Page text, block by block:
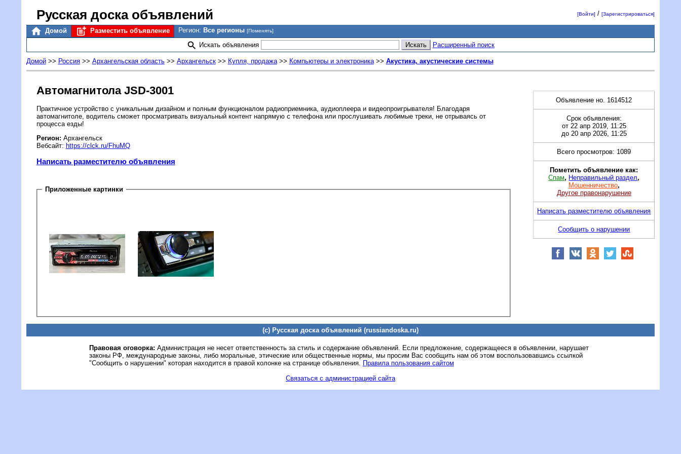
Русская доска объявлений [Войти] /[Зарегистрироваться]
Домой Разместить объявление Регион: Все регионы [Поменять]
Искать объявления Расширенный поиск
Домой>> Россия>> Архангельская область>> Архангельск>> Купля, продажа>> Компьютеры и электроника>> Акустика, акустические системы
Автомагнитола JSD-3001
Практичное устройство с уникальным дизайном и полным функционалом радиоприемника, аудиоплеера и видеопроигрывателя! Благодаря
автомагнитоле, водитель сможет просматривать визуальный контент напрямую с телефона или прослушивать любимые треки, не отрываясь от
процесса езды!
Регион: Архангельск
Вебсайт: https://clck.ru/FhuMQ
Написать разместителю объявления
Приложенные картинки
Объявление но. 1614512
Срок объявления:
от 22 апр 2019, 11:25
до 20 апр 2026, 11:25
Всего просмотров: 1089
Пометить объявление как:
Спам, Неправильный раздел,
Мошенничество,
Другое правонарушение
Написать разместителю объявления
Сообщить о нарушении
(c) Русская доска объявлений (russiandoska.ru)
Правовая оговорка: Администрация не несет ответственность за стиль и содержание объявлений. Если предложение, содержащееся в объявлении, нарушает
законы РФ, международные законы, либо моральные, этические или общественные нормы, мы просим Вас сообщить нам об этом воспользовавшись ссылкой
"Сообщить о нарушении" которая находится в правой колонке на странице объявления. Правила пользования сайтом
Связаться с администрацией сайта